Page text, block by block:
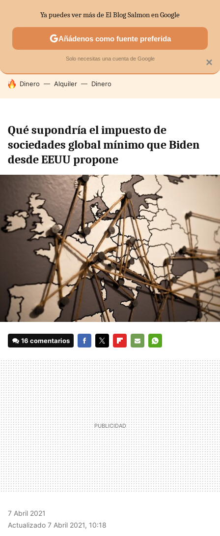
SECTORES ECONOMÍA DOMÉSTICA MERCADOS
HOY SE HABLA DE
Dinero Alquiler Dinero
Qué supondría el impuesto de
sociedades global mínimo que Biden
desde EEUU propone
16 comentarios
MAIL
7 Abril 2021
Actualizado 7 Abril 2021, 10:18
×
Ya puedes ver más de El Blog Salmon en Google
Añádenos como fuente preferida
Solo necesitas una cuenta de Google